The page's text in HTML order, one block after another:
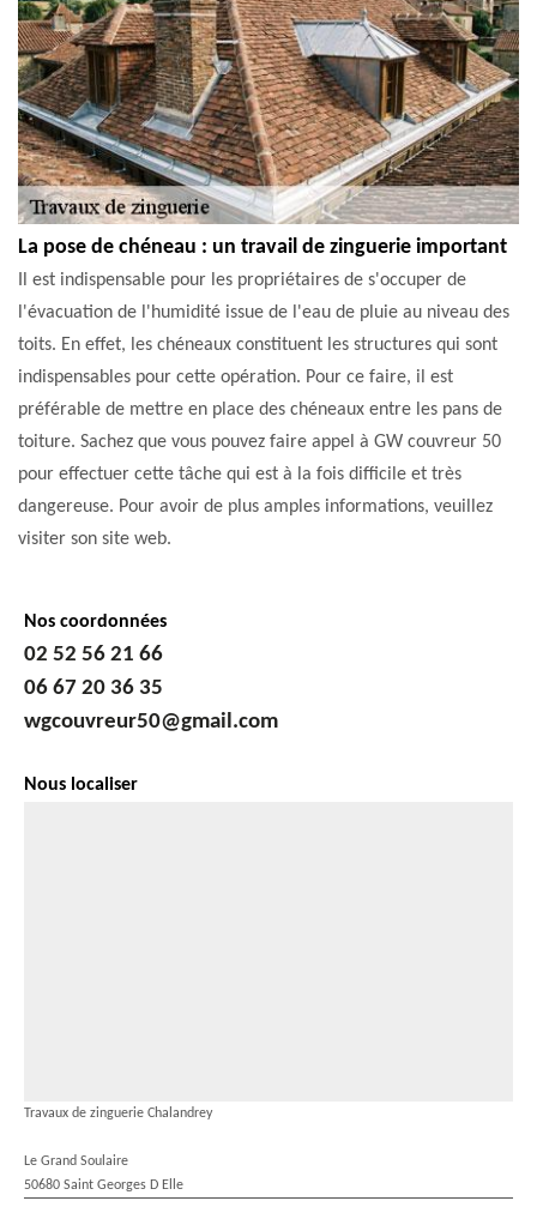
La pose de chéneau : un travail de zinguerie important
Il est indispensable pour les propriétaires de s'occuper de
l'évacuation de l'humidité issue de l'eau de pluie au niveau des
toits. En effet, les chéneaux constituent les structures qui sont
indispensables pour cette opération. Pour ce faire, il est
préférable de mettre en place des chéneaux entre les pans de
toiture. Sachez que vous pouvez faire appel à GW couvreur 50
pour effectuer cette tâche qui est à la fois difficile et très
dangereuse. Pour avoir de plus amples informations, veuillez
visiter son site web.
Nos coordonnées
02 52 56 21 66
06 67 20 36 35
wgcouvreur50@gmail.com
Nous localiser
Travaux de zinguerie Chalandrey
Le Grand Soulaire
50680 Saint Georges D Elle